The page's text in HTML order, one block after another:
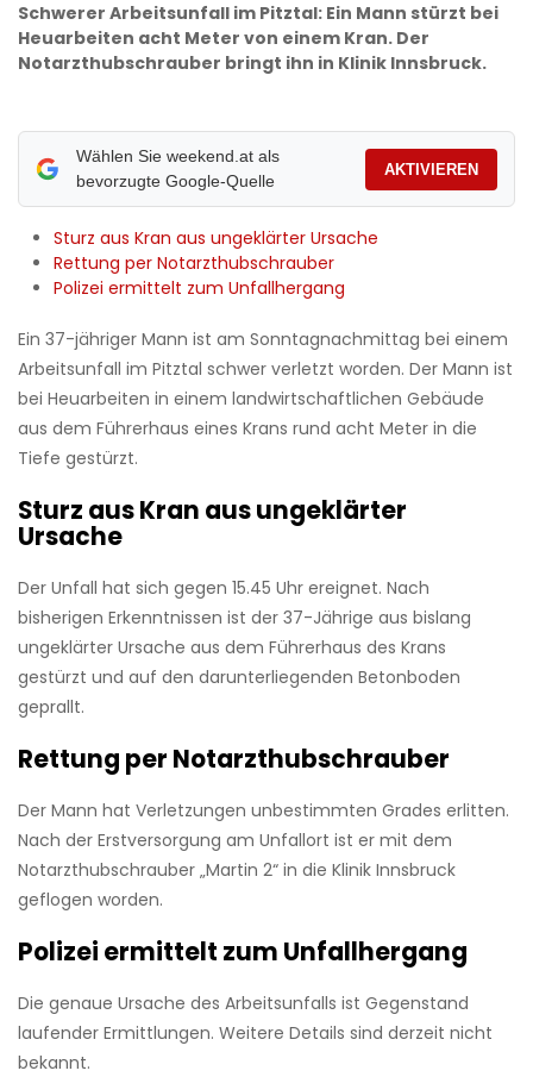
Schwerer Arbeitsunfall im Pitztal: Ein Mann stürzt bei
Heuarbeiten acht Meter von einem Kran. Der
Notarzthubschrauber bringt ihn in Klinik Innsbruck.
Wählen Sie weekend.at als
bevorzugte Google-Quelle
AKTIVIEREN
Sturz aus Kran aus ungeklärter Ursache
Rettung per Notarzthubschrauber
Polizei ermittelt zum Unfallhergang
Ein 37-jähriger Mann ist am Sonntagnachmittag bei einem
Arbeitsunfall im Pitztal schwer verletzt worden. Der Mann ist
bei Heuarbeiten in einem landwirtschaftlichen Gebäude
aus dem Führerhaus eines Krans rund acht Meter in die
Tiefe gestürzt.
Sturz aus Kran aus ungeklärter
Ursache
Der Unfall hat sich gegen 15.45 Uhr ereignet. Nach
bisherigen Erkenntnissen ist der 37-Jährige aus bislang
ungeklärter Ursache aus dem Führerhaus des Krans
gestürzt und auf den darunterliegenden Betonboden
geprallt.
Rettung per Notarzthubschrauber
Der Mann hat Verletzungen unbestimmten Grades erlitten.
Nach der Erstversorgung am Unfallort ist er mit dem
Notarzthubschrauber „Martin 2“ in die Klinik Innsbruck
geflogen worden.
Polizei ermittelt zum Unfallhergang
Die genaue Ursache des Arbeitsunfalls ist Gegenstand
laufender Ermittlungen. Weitere Details sind derzeit nicht
bekannt.